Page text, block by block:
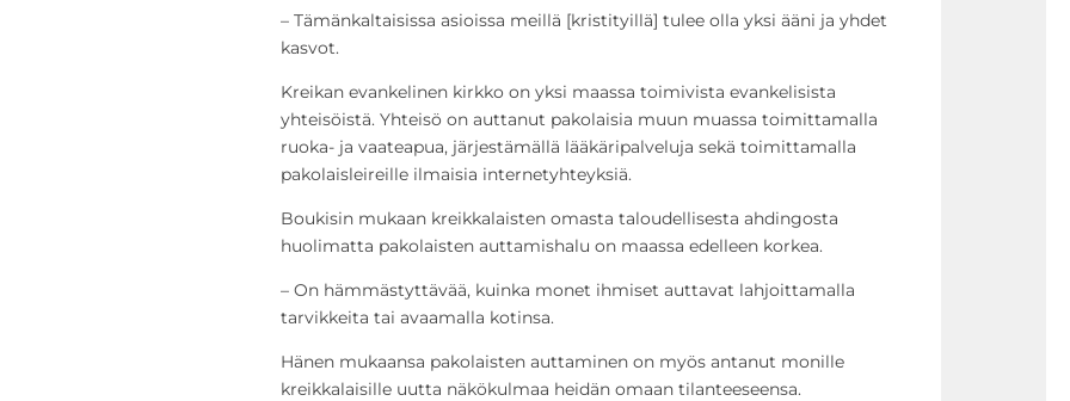
– Tämänkaltaisissa asioissa meillä [kristityillä] tulee olla yksi ääni ja yhdet
kasvot.
Kreikan evankelinen kirkko on yksi maassa toimivista evankelisista
yhteisöistä. Yhteisö on auttanut pakolaisia muun muassa toimittamalla
ruoka- ja vaateapua, järjestämällä lääkäripalveluja sekä toimittamalla
pakolaisleireille ilmaisia internetyhteyksiä.
Boukisin mukaan kreikkalaisten omasta taloudellisesta ahdingosta
huolimatta pakolaisten auttamishalu on maassa edelleen korkea.
– On hämmästyttävää, kuinka monet ihmiset auttavat lahjoittamalla
tarvikkeita tai avaamalla kotinsa.
Hänen mukaansa pakolaisten auttaminen on myös antanut monille
kreikkalaisille uutta näkökulmaa heidän omaan tilanteeseensa.